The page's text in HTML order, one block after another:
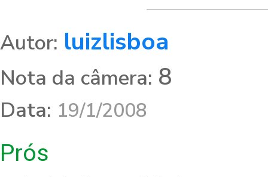
Autor: luizlisboa
Nota da câmera: 8
Data: 19/1/2008
Prós